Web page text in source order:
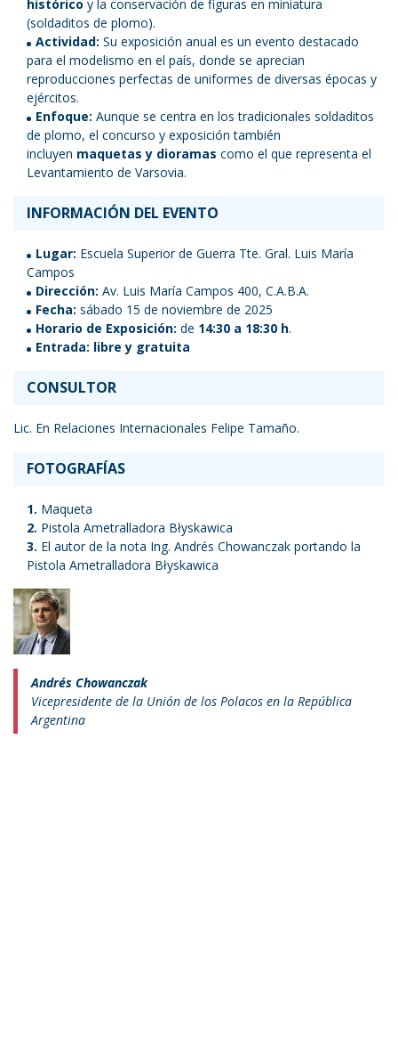
histórico y la conservación de figuras en miniatura
(soldaditos de plomo).
Actividad: Su exposición anual es un evento destacado
para el modelismo en el país, donde se aprecian
reproducciones perfectas de uniformes de diversas épocas y
ejércitos.
Enfoque: Aunque se centra en los tradicionales soldaditos
de plomo, el concurso y exposición también
incluyen maquetas y dioramas como el que representa el
Levantamiento de Varsovia.
INFORMACIÓN DEL EVENTO
Lugar: Escuela Superior de Guerra Tte. Gral. Luis María
Campos
Dirección: Av. Luis María Campos 400, C.A.B.A.
Fecha: sábado 15 de noviembre de 2025
Horario de Exposición: de 14:30 a 18:30 h.
Entrada: libre y gratuita
CONSULTOR
Lic. En Relaciones Internacionales Felipe Tamaño.
FOTOGRAFÍAS
Maqueta
Pistola Ametralladora Błyskawica
El autor de la nota Ing. Andrés Chowanczak portando la
Pistola Ametralladora Błyskawica
Andrés Chowanczak
Vicepresidente de la Unión de los Polacos en la República
Argentina